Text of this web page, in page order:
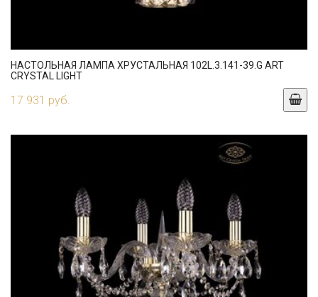
НАСТОЛЬНАЯ ЛАМПА ХРУСТАЛЬНАЯ 102L.3.141-39.G ART
CRYSTAL LIGHT
17 931 руб.